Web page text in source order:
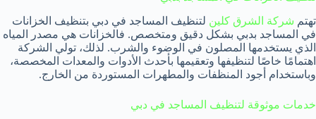
تهتم شركة الشرق كلين لتنظيف المساجد في دبي بتنظيف الخزانات
في المساجد بدبي بشكل دقيق ومتخصص. فالخزانات هي مصدر المياه
الذي يستخدمها المصلون في الوضوء والشرب. لذلك، تولي الشركة
اهتمامًا خاصًا لتنظيفها وتعقيمها بأحدث الأدوات والمعدات المخصصة،
وباستخدام أجود المنظفات والمطهرات المستوردة من الخارج.
خدمات موثوقة لتنظيف المساجد في دبي